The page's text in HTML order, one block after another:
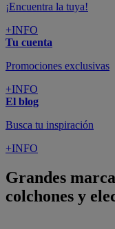
¡Encuentra la tuya!
+INFO
Tu cuenta
Promociones exclusivas
+INFO
El blog
Busca tu inspiración
+INFO
Grandes
colchones y